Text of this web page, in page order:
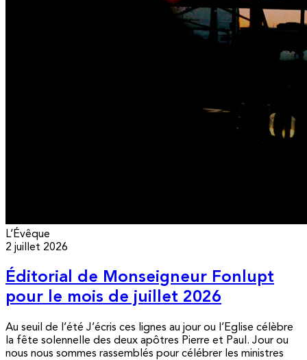
L’Évêque
2 juillet 2026
Éditorial de Monseigneur Fonlupt
pour le mois de juillet 2026
Au seuil de l’été J’écris ces lignes au jour ou l’Eglise célèbre
la fête solennelle des deux apôtres Pierre et Paul. Jour ou
nous nous sommes rassemblés pour célébrer les ministres